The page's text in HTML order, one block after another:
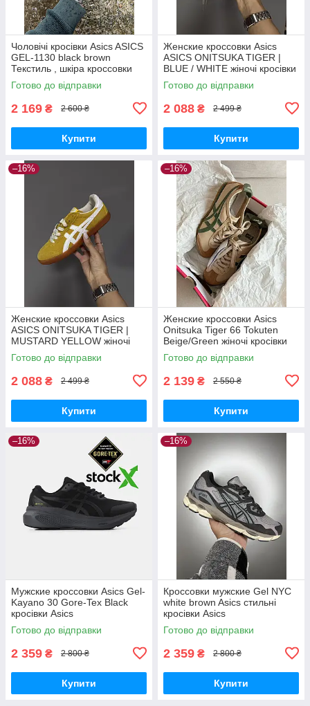
Чоловічі кросівки Asics ASICS
GEL-1130 black brown
Текстиль , шкіра кроссовки
Asics
Готово до відправки
2 169 ₴ 2 600 ₴
Купити
Женские кроссовки Asics
ASICS ONITSUKA TIGER |
BLUE / WHITE жіночі кросівки
Asics
Готово до відправки
2 088 ₴ 2 499 ₴
Купити
–16%
Женские кроссовки Asics
ASICS ONITSUKA TIGER |
MUSTARD YELLOW жіночі
кросівки Asics
Готово до відправки
2 088 ₴ 2 499 ₴
Купити
–16%
Женские кроссовки Asics
Onitsuka Tiger 66 Tokuten
Beige/Green жіночі кросівки
Asics
Готово до відправки
2 139 ₴ 2 550 ₴
Купити
–16%
Мужские кроссовки Asics Gel-
Kayano 30 Gore-Tex Black
кросівки Asics
Готово до відправки
2 359 ₴ 2 800 ₴
Купити
–16%
Кроссовки мужские Gel NYC
white brown Asics стильні
кросівки Asics
Готово до відправки
2 359 ₴ 2 800 ₴
Купити